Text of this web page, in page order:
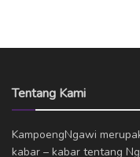
Tentang Kami
KampoengNgawi
kabar – kabar tentang